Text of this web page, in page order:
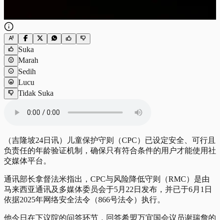
Suka
Marah
Sedih
Lucu
Tidak Suka
（吉隆坡24日讯）儿童保护守则（CPC）已设定安全、可行且
负责任的年龄验证机制，确保只有符合条件的用户才能使用社
交媒体平台。
通讯部长拿督法米指出，CPC与风险降低守则（RMC）是由
马来西亚通讯及多媒体委员会于5月22日发布，并已于6月1日
依据2025年网络安全法令（866号法令）执行。
他今日在下议院的问答环节，回答希盟万宜国会议员谢瑞詹的